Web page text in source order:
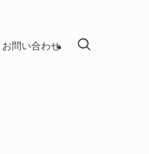
お問い合わせ